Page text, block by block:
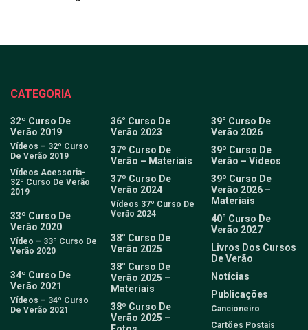
CATEGORIA
32º Curso De
Verão 2019
Vídeos – 32º Curso
De Verão 2019
Vídeos Acessoria-
32º Curso De Verão
2019
33º Curso De
Verão 2020
Vídeo – 33º Curso De
Verão 2020
34º Curso De
Verão 2021
Vídeos – 34º Curso
De Verão 2021
36° Curso De
Verão 2023
37º Curso De
Verão – Materiais
37º Curso De
Verão 2024
Vídeos 37º Curso De
Verão 2024
38° Curso De
Verão 2025
38° Curso De
Verão 2025 –
Materiais
38º Curso De
Verão 2025 –
39° Curso De
Verão 2026
39º Curso De
Verão – Vídeos
39º Curso De
Verão 2026 –
Materiais
40° Curso De
Verão 2027
Livros Dos Cursos
De Verão
Notícias
Publicações
Cancioneiro
Cartões Postais